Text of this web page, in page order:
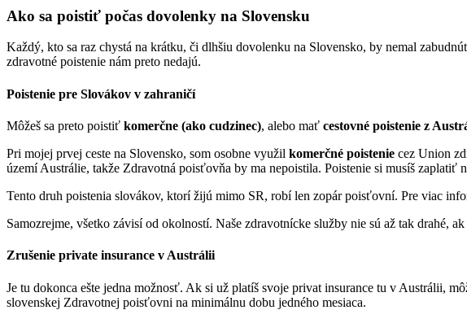
Image
Ako sa poistiť počas dovolenky na Slovensku
Každý, kto sa raz chystá na krátku, či dlhšiu dovolenku na Slovensko, by nemal
zdravotné poistenie nám preto nedajú.
Poistenie pre Slovákov v zahraničí
Môžeš sa preto poistiť komerčne (ako cudzinec), alebo mať cestovné poistenie z
Pri mojej prvej ceste na Slovensko, som osobne využil komerčné poistenie cez Union
území Austrálie, takže Zdravotná poisťovňa by ma nepoistila. Poistenie si musíš zaplatiť
Tento druh poistenia slovákov, ktorí žijú mimo SR, robí len zopár poisťovní. Pre viac
Samozrejme, všetko závisí od okolností. Naše zdravotnícke služby nie sú až tak drahé,
Zrušenie private insurance v Austrálii
Je tu dokonca ešte jedna možnosť. Ak si už platíš svoje privat insurance tu v Austrálii,
slovenskej Zdravotnej poisťovni na minimálnu dobu jedného mesiaca.